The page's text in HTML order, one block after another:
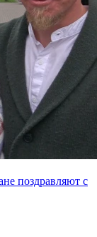
поздравляют с